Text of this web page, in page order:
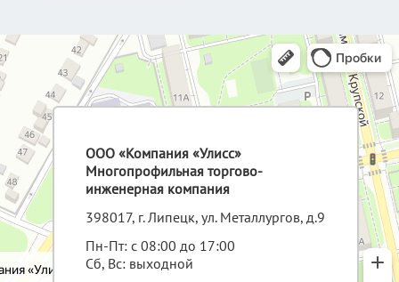
ООО «Компания «Улисс»
Многопрофильная торгово-
инженерная компания
398017, г. Липецк, ул. Металлургов, д.9
Пн-Пт: с 08:00 до 17:00
Сб, Вс: выходной